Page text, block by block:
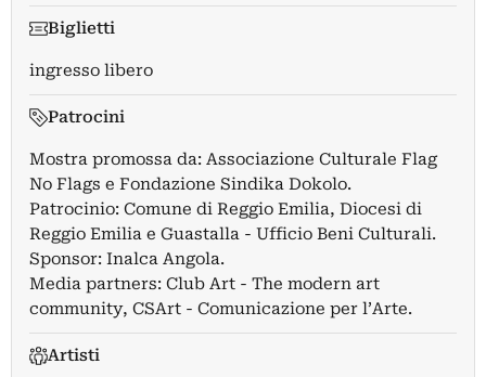
Biglietti
ingresso libero
Patrocini
Mostra promossa da: Associazione Culturale Flag
No Flags e Fondazione Sindika Dokolo.
Patrocinio: Comune di Reggio Emilia, Diocesi di
Reggio Emilia e Guastalla - Ufficio Beni Culturali.
Sponsor: Inalca Angola.
Media partners: Club Art - The modern art
community, CSArt - Comunicazione per l’Arte.
Artisti